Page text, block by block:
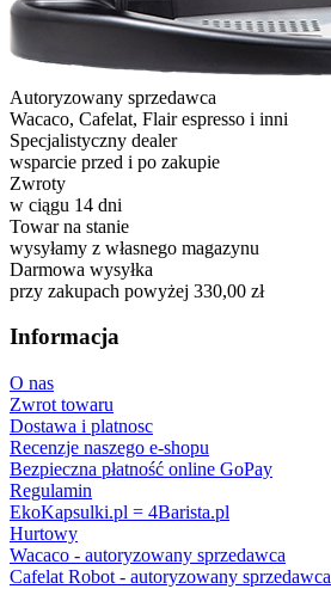
Autoryzowany sprzedawca
Wacaco, Cafelat, Flair espresso i inni
Specjalistyczny dealer
wsparcie przed i po zakupie
Zwroty
w ciągu 14 dni
Towar na stanie
wysyłamy z własnego magazynu
Darmowa wysyłka
przy zakupach powyżej 330,00 zł
Informacja
O nas
Zwrot towaru
Dostawa i platnosc
Recenzje naszego e-shopu
Bezpieczna płatność online GoPay
Regulamin
EkoKapsulki.pl = 4Barista.pl
Hurtowy
Wacaco - autoryzowany sprzedawca
Cafelat Robot - autoryzowany sprzedawca